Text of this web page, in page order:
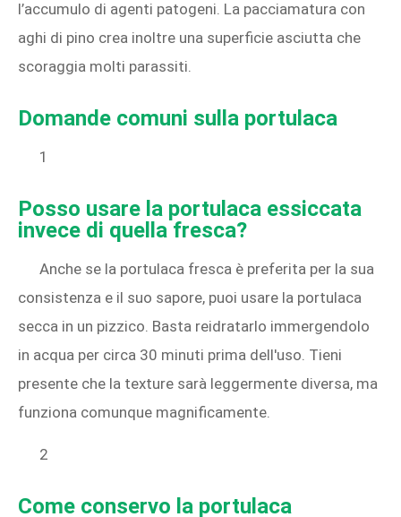
l’accumulo di agenti patogeni. La pacciamatura con
aghi di pino crea inoltre una superficie asciutta che
scoraggia molti parassiti.
Domande comuni sulla portulaca
1
Posso usare la portulaca essiccata
invece di quella fresca?
Anche se la portulaca fresca è preferita per la sua
consistenza e il suo sapore, puoi usare la portulaca
secca in un pizzico. Basta reidratarlo immergendolo
in acqua per circa 30 minuti prima dell'uso. Tieni
presente che la texture sarà leggermente diversa, ma
funziona comunque magnificamente.
2
Come conservo la portulaca